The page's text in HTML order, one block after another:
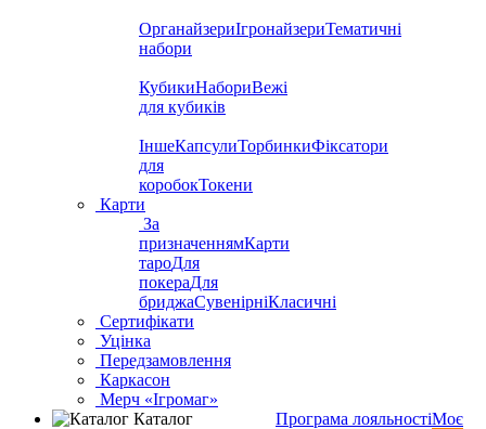
ОрганайзериІгронайзериТематичні
набори
КубикиНабориВежі
для кубиків
ІншеКапсулиТорбинкиФіксатори
для
коробокТокени
Карти
За
призначеннямКарти
тароДля
покераДля
бриджаСувенірніКласичні
Сертифікати
Уцінка
Передзамовлення
Каркасон
Мерч «Ігромаг»
Каталог
Програма лояльностіМоє